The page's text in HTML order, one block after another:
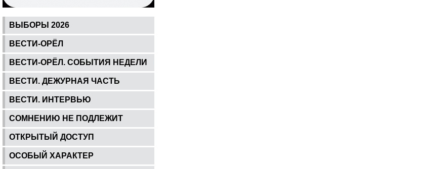
ВЫБОРЫ 2026
ВЕСТИ-ОРЁЛ
ВЕСТИ-ОРЁЛ. СОБЫТИЯ НЕДЕЛИ
ВЕСТИ. ДЕЖУРНАЯ ЧАСТЬ
ВЕСТИ. ИНТЕРВЬЮ
СОМНЕНИЮ НЕ ПОДЛЕЖИТ
ОТКРЫТЫЙ ДОСТУП
ОСОБЫЙ ХАРАКТЕР